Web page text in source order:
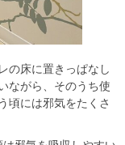
の床に置きっぱなし
ながら、そのうち使
頃には邪気をたくさ